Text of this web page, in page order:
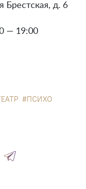
Брестская, д. 6
— 19:00
ПСИХО